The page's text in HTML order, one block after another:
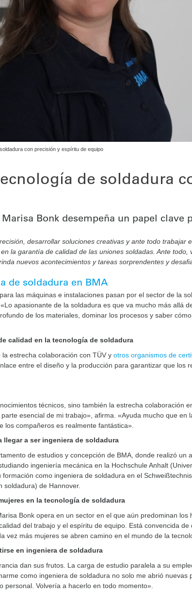
con precisión y espíritu de equipo
de soldadura
Bonk desempeña un papel clave
desarrollar soluciones creativas y ante todo trabajar
la garantía de calidad de las uniones soldadas. Ante todo,
nuevos acontecimientos y tareas sorprendentes y
de soldadura en BMA
las máquinas e instalaciones pasan por el sector de la
apasionante de la soldadura es que va mucho más allá
de los materiales, dominar los procesos y saber
calidad en la tecnología de soldadura
estrecha colaboración con TÜV y otros organismos de
entre el diseño y la producción para garantizar que los
técnicos, sino también la estrecha colaboración
esencial de mi trabajo», afirma. «Ayuda mucho que en
compañeros es realmente fantástica».
a ser ingeniera de soldadura
de estudios y concepción de BMA, donde realizó un
ingeniería mecánica en la Hochschule Anhalt
como ingeniera de soldadura en el
soldadura) de Hannover.
en la tecnología de soldadura
Bonk opera en un sector en el que aún predominan los
del trabajo y el espíritu de equipo. Está convencida de
vez más mujeres se abren camino en el mundo de la
en ingeniera de soldadura
dan sus frutos. La carga de estudio paralela a su
como ingeniera de soldadura no solo me abrió nuevas
Volvería a hacerlo en todo momento».